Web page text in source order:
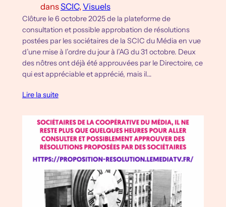
dansSCIC, Visuels
Clôture le 6 octobre 2025 de la plateforme de
consultation et possible approbation de résolutions
postées par les sociétaires de la SCIC du Média en vue
d’une mise à l’ordre du jour à l’AG du 31 octobre. Deux
des nôtres ont déjà été approuvées par le Directoire, ce
qui est appréciable et apprécié, mais il…
Lire la suite